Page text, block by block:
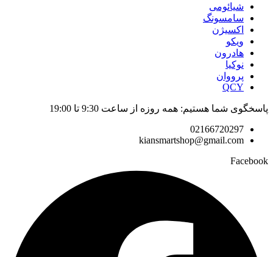
شیائومی
سامسونگ
اکسیژن
ویکو
هادرون
نوکیا
پرووان
QCY
پاسخگوی شما هستیم: همه روزه از ساعت 9:30 تا 19:00
02166720297
kiansmartshop@gmail.com
Facebook